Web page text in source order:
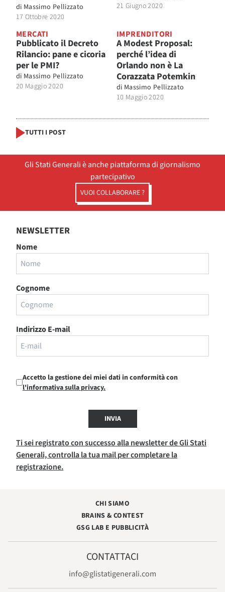
di Massimo Pellizzato
17 Ottobre 2020
21 Giugno 2020
MERCATI
Pubblicato il Decreto
Rilancio: pane e cicoria
per le PMI?
di Massimo Pellizzato
20 Maggio 2020
IMPRENDITORI
A Modest Proposal:
perché l’idea di
Orlando non è La
Corazzata Potemkin
di Massimo Pellizzato
10 Maggio 2020
TUTTI I POST
Gli Stati Generali è anche piattaforma di giornalismo
partecipativo
VUOI COLLABORARE ?
NEWSLETTER
Nome
Cognome
Indirizzo E-mail
Accetto la gestione dei miei dati in conformità con
l'informativa sulla privacy.
INVIA
Ti sei registrato con successo alla newsletter de Gli Stati
Generali, controlla la tua mail per completare la
registrazione.
CHI SIAMO
BRAINS & CONTEST
GSG LAB E PUBBLICITÀ
CONTATTACI
info@glistatigenerali.com